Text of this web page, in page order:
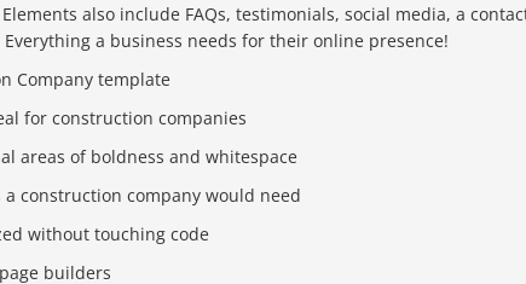
also include FAQs, testimonials, social media, a
a business needs for their online presence!
Company template
for construction companies
areas of boldness and whitespace
construction company would need
without touching code
builders